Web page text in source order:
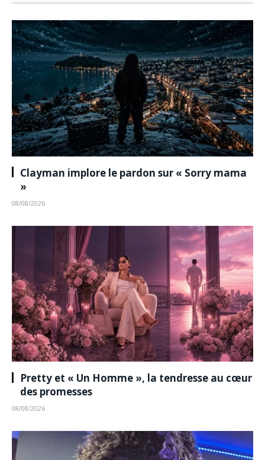
Clayman implore le pardon sur « Sorry mama
»
08/08/2026
Pretty et « Un Homme », la tendresse au cœur
des promesses
08/08/2026